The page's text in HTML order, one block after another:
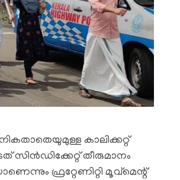
കാലിക്കറ്റ്
തീരുമാനം
ഫ്രറ്റേണിറ്റി മൂവ്‌മെന്റ്